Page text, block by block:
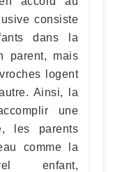
consiste
dans la
parent, mais
logent
Ainsi, la
une
les parents
comme la
enfant,